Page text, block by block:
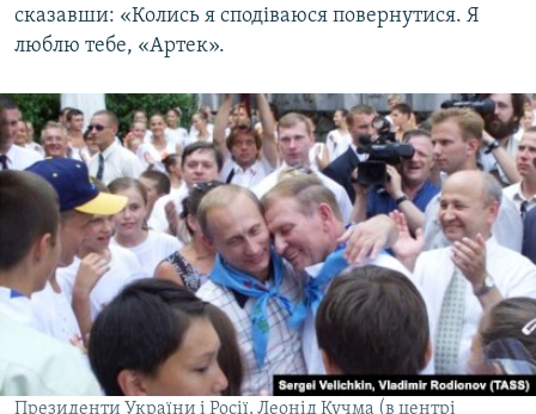
сказавши: «Колись я сподіваюся повернутися. Я
люблю тебе, «Артек».
Президенти України і Росії, Леонід Кучма (в центрі